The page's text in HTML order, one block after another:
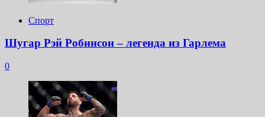
Спорт
Шугар Рэй Робинсон – легенда из Гарлема
0